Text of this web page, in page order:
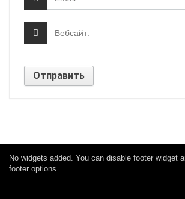
No widgets added. You can disable footer widget
footer options